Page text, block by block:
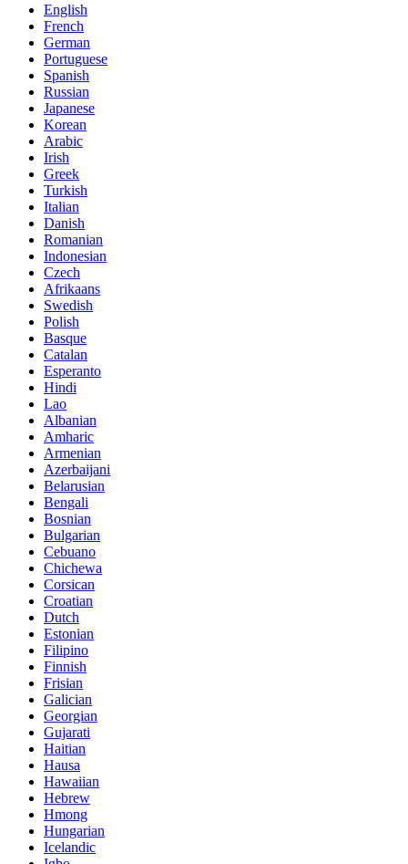
English
French
German
Portuguese
Spanish
Russian
Japanese
Korean
Arabic
Irish
Greek
Turkish
Italian
Danish
Romanian
Indonesian
Czech
Afrikaans
Swedish
Polish
Basque
Catalan
Esperanto
Hindi
Lao
Albanian
Amharic
Armenian
Azerbaijani
Belarusian
Bengali
Bosnian
Bulgarian
Cebuano
Chichewa
Corsican
Croatian
Dutch
Estonian
Filipino
Finnish
Frisian
Galician
Georgian
Gujarati
Haitian
Hausa
Hawaiian
Hebrew
Hmong
Hungarian
Icelandic